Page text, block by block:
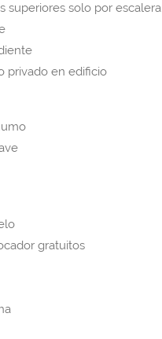
superiores solo por escalera
privado en edificio
gratuitos